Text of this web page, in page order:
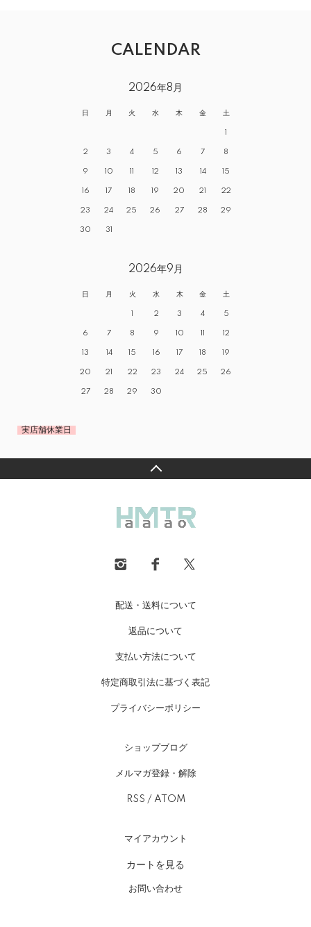
CALENDAR
2026年8月
日 月 火 水 木 金 土
1
2 3 4 5 6 7 8
9 10 11 12 13 14 15
16 17 18 19 20 21 22
23 24 25 26 27 28 29
30 31
2026年9月
日 月 火 水 木 金 土
1 2 3 4 5
6 7 8 9 10 11 12
13 14 15 16 17 18 19
20 21 22 23 24 25 26
27 28 29 30
実店舗休業日
配送・送料について
返品について
支払い方法について
特定商取引法に基づく表記
プライバシーポリシー
ショップブログ
メルマガ登録・解除
RSS / ATOM
マイアカウント
カートを見る
お問い合わせ